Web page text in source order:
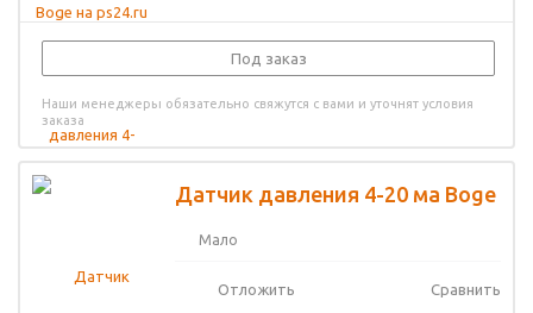
Под заказ
Наши менеджеры обязательно свяжутся с вами и уточнят условия
заказа
Датчик давления 4-20 ма Boge
Мало
Отложить Сравнить